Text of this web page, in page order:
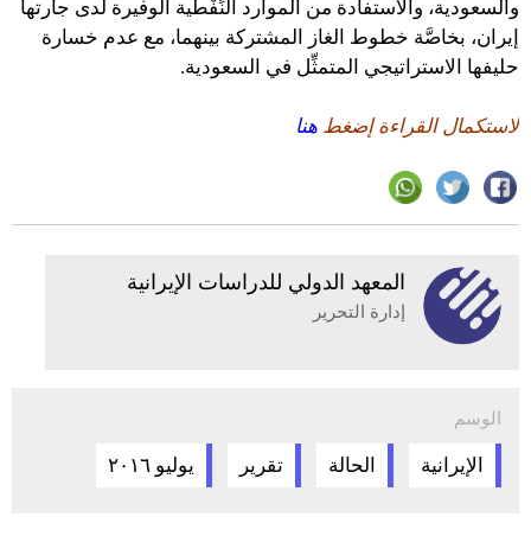
والسعودية، والاستفادة من الموارد النِّفْطية الوفيرة لدى جارتها
إيران، بخاصَّة خطوط الغاز المشتركة بينهما، مع عدم خسارة
حليفها الاستراتيجي المتمثِّل في السعودية.
لاستكمال القراءة إضغط هنا
المعهد الدولي للدراسات الإيرانية
إدارة التحرير
الوسم
الإيرانية الحالة تقرير يوليو ٢٠١٦